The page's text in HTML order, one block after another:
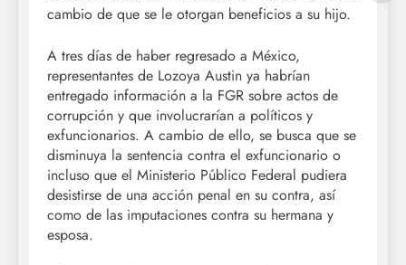
cambio de que se le otorgan beneficios a su hijo.
A tres días de haber regresado a México,
representantes de Lozoya Austin ya habrían
entregado información a la FGR sobre actos de
corrupción y que involucrarían a políticos y
exfuncionarios. A cambio de ello, se busca que se
disminuya la sentencia contra el exfuncionario o
incluso que el Ministerio Público Federal pudiera
desistirse de una acción penal en su contra, así
como de las imputaciones contra su hermana y
esposa.